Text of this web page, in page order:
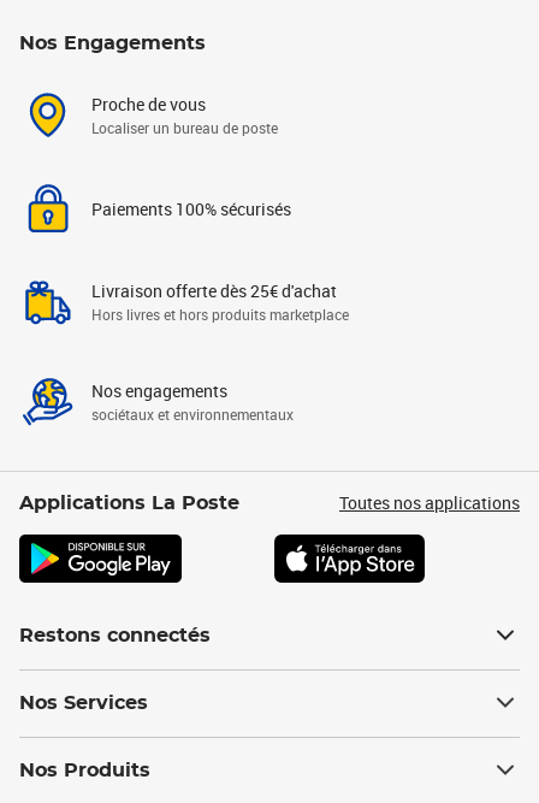
Nos Engagements
Proche de vous
Localiser un bureau de poste
Paiements 100% sécurisés
Livraison offerte dès 25€ d'achat
Hors livres et hors produits marketplace
Nos engagements
sociétaux et environnementaux
Applications La Poste Toutes nos applications
Restons connectés
Nos Services
Nos Produits